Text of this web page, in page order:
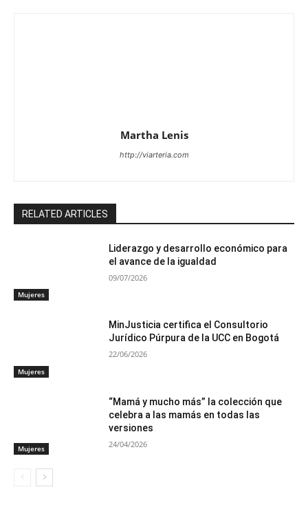
Martha Lenis
http://viarteria.com
RELATED ARTICLES
Mujeres
Liderazgo y desarrollo económico para
el avance de la igualdad
09/07/2026
Mujeres
MinJusticia certifica el Consultorio
Jurídico Púrpura de la UCC en Bogotá
22/06/2026
Mujeres
“Mamá y mucho más” la colección que
celebra a las mamás en todas las
versiones
24/04/2026